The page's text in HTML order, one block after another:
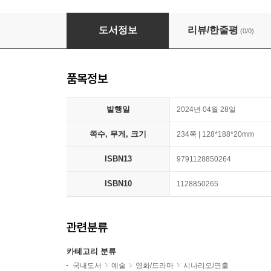
살라메아 시장
도서정보 리뷰/한줄평 (0/0)
품목정보
발행일 2024년 04월 28일
쪽수, 무게, 크기 234쪽 | 128*188*20mm
ISBN13 9791128850264
ISBN10 1128850265
관련분류
카테고리 분류
국내도서 예술 영화/드라마
시나리오/연출